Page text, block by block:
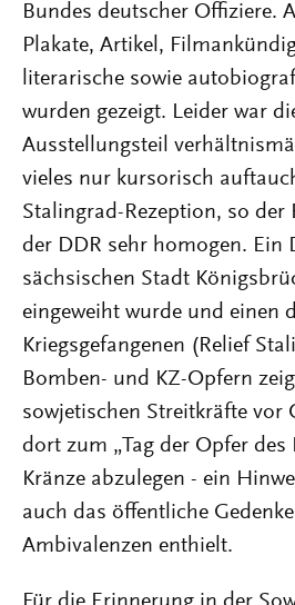
Bundes deutscher Offiziere.
Plakate, Artikel,
literarische sowie
wurden gezeigt. Leider war
Ausstellungsteil
vieles nur kursorisch
Stalingrad-Rezeption, so der
der DDR sehr homogen. Ein
sächsischen Stadt
eingeweiht wurde und einen
Kriegsgefangenen (Relief
Bomben- und KZ-Opfern
sowjetischen Streitkräfte vor
dort zum „Tag der Opfer des
Kränze abzulegen - ein
auch das öffentliche
Ambivalenzen enthielt.